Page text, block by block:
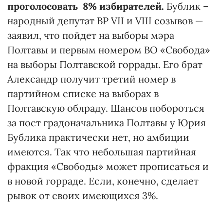
проголосовать 8% избирателей. Бублик –
народный депутат ВР VII и VIII созывов —
заявил, что пойдет на выборы мэра
Полтавы и первым номером ВО «Свобода»
на выборы Полтавской горрады. Его брат
Александр получит третий номер в
партийном списке на выборах в
Полтавскую облраду. Шансов побороться
за пост градоначальника Полтавы у Юрия
Бублика практически нет, но амбиции
имеются. Так что небольшая партийная
фракция «Свободы» может прописаться и
в новой горраде. Если, конечно, сделает
рывок от своих имеющихся 3%.